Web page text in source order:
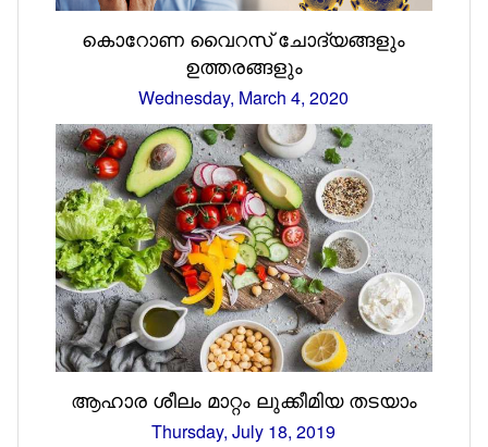
കൊറോണ വൈറസ് ചോദ്യങ്ങളും
ഉത്തരങ്ങളും
Wednesday, March 4, 2020
ആഹാര ശീലം മാറ്റം ലുക്കീമിയ തടയാം
Thursday, July 18, 2019